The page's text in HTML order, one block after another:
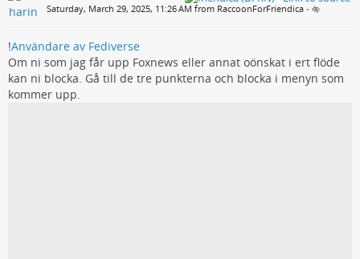
Saturday, March 29, 2025, 11:26 AM from RaccoonForFriendica •
!Användare av Fediverse
Om ni som jag får upp Foxnews eller annat oönskat i ert flöde
kan ni blocka. Gå till de tre punkterna och blocka i menyn som
kommer upp.